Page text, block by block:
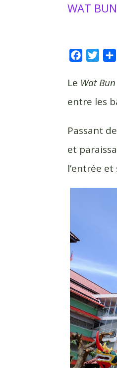
WAT
c
b
o
k
i
t
r
Le Wat
entre les
Passant
et
l’entrée